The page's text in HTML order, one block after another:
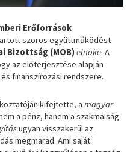
Erőforrások
szoros együttműködést
Bizottság (MOB)elnöke. A
az előterjesztése alapján
finanszírozási rendszere.
kifejtette, amagyar
a pénz, hanem a szakmaiság
ugyan visszakerül az
megmarad. Ami saját